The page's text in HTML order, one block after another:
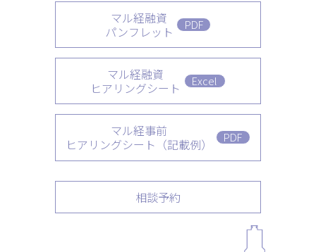
マル経融資
パンフレット
PDF
マル経融資
ヒアリングシート
Excel
マル経事前
ヒアリングシート （記載例） PDF
相談予約